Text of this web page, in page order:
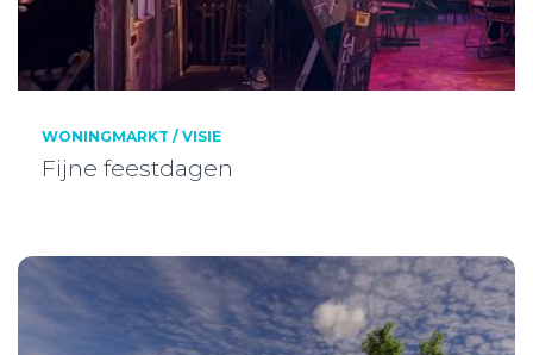
WONINGMARKT / VISIE
Fijne feestdagen